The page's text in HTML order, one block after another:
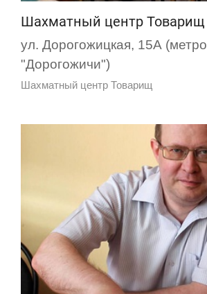
Шахматный центр Товарищ
ул. Дорогожицкая, 15А (метро
"Дорогожичи")
Шахматный центр Товарищ